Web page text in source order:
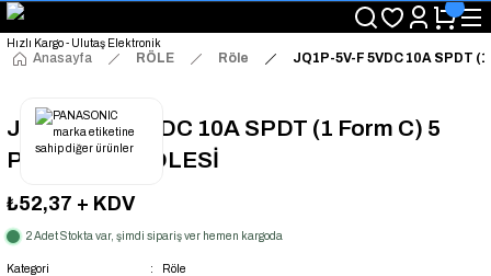
"Saat 14:00'a Kadar Verilen Siparişlerde Aynı Gün Kargo Avantajı!
"Binlerce Ürün Çeşitliliği ile Stoktan Hemen Teslim."
"Toptan Fiyatına Perakende Satış Avantajını Kaçırmayın!"
Anasayfa RÖLE Röle JQ1P-5V-F 5VDC 10A SPDT
JQ1P-5V-F 5VDC 10A SPDT (1 Form C) 5
PİN KOMBİ RÖLESİ
₺52,37 + KDV
2 Adet Stokta var, şimdi sipariş ver hemen kargoda
Kategori
Röle